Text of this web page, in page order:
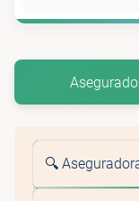
🔍